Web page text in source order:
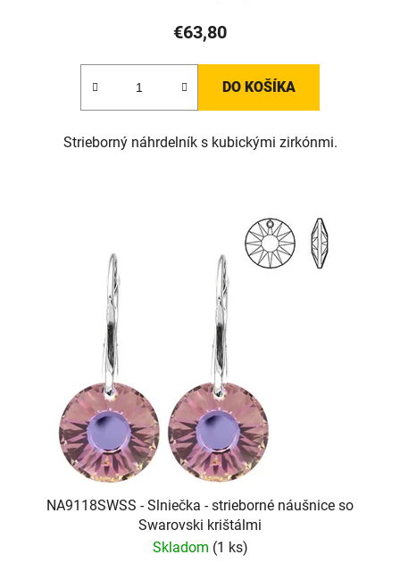
€63,80
DO KOŠÍKA
Strieborný náhrdelník s kubickými zirkónmi.
NA9118SWSS - Slniečka - strieborné náušnice so
Swarovski krištálmi
Skladom (1 ks)